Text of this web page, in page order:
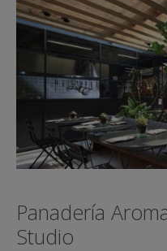
Panadería
Studio